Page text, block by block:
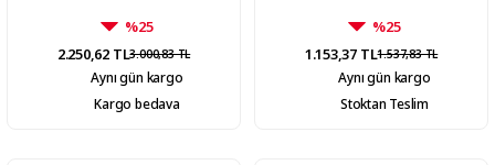
%25
2.250,62 TL3.000,83 TL
Aynı gün kargo
Kargo bedava
%25
1.153,37 TL1.537,83 TL
Aynı gün kargo
Stoktan Teslim